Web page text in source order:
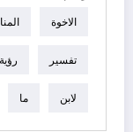
الاخوة
تفسير رؤية
لابن ما